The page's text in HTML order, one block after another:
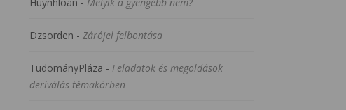
Huynhloan - Melyik a gyengébb nem?
Dzsorden - Zárójel felbontása
TudományPláza - Feladatok és megoldások
deriválás témakörben